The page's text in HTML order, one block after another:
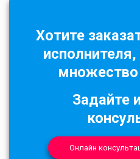
Хотите
исполнителя,
множество
Задайте
Онлайн